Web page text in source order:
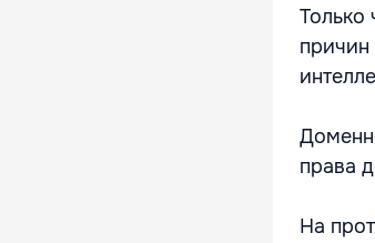
Только
причин
права
На